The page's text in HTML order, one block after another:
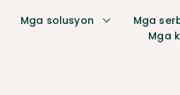
Mga solusyon Mga
Mga